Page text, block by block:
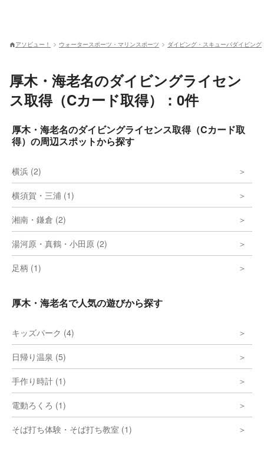
アソビュー！ ウォータースポーツ・マリンスポーツ ダイビング・スキューバダイビング
厚木・海老名のダイビングライセン
ス取得（Cカード取得）：0件
厚木・海老名のダイビングライセンス取得（Cカード取
得）の周辺スポットから探す
横浜 (2)
横須賀・三浦 (1)
湘南・鎌倉 (2)
湯河原・真鶴・小田原 (2)
足柄 (1)
厚木・海老名で人気の遊びから探す
キッズパーク (4)
日帰り温泉 (5)
手作り時計 (1)
電動ろくろ (1)
そば打ち体験・そば打ち教室 (1)